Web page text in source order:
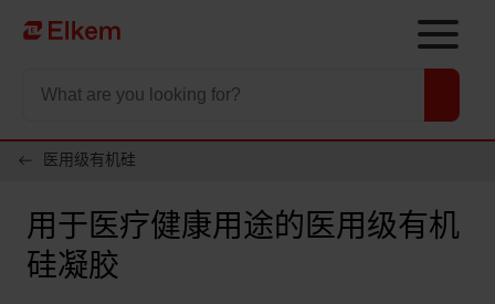
Skip to main content
To start page
医用级有机硅
用于医疗健康用途的医用级有机
硅凝胶